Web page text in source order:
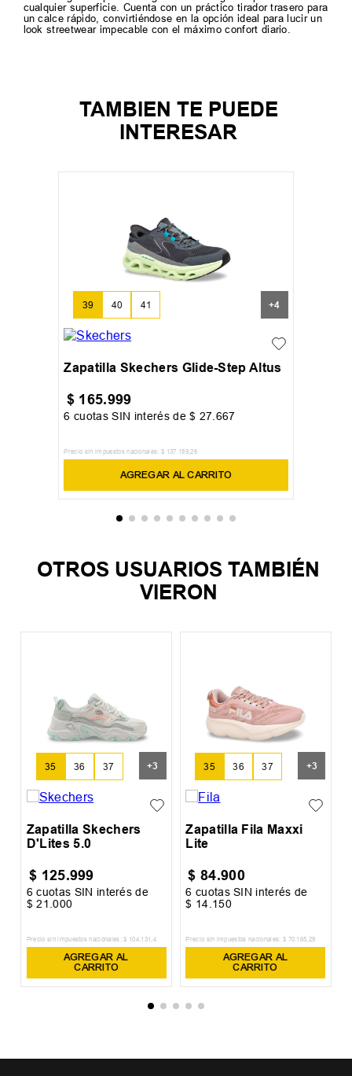
cualquier superficie. Cuenta con un práctico tirador trasero para
un calce rápido, convirtiéndose en la opción ideal para lucir un
look streetwear impecable con el máximo confort diario.
TAMBIEN TE PUEDE
INTERESAR
39 40 41 +4
Zapatilla Skechers Glide-Step Altus
$ 165.999
6 cuotas SIN interés de$ 27 667
Precio sin impuestos nacionales: $ 137 189,26
AGREGAR AL CARRITO
OTROS USUARIOS TAMBIÉN
VIERON
35 36 37 +3
Zapatilla Skechers
D'Lites 5.0
$ 125.999
6 cuotas SIN interés de
$ 21 .000
Precio sin impuestos nacionales: $ 104. 131 4
AGREGAR AL
CARRITO
35 36 37 +3
Zapatilla Fila Maxxi
Lite
$ 84.900
6 cuotas SIN interés de
$ 14 150
Precio sin impuestos nacionales: $ 70 165 29
AGREGAR AL
CARRITO